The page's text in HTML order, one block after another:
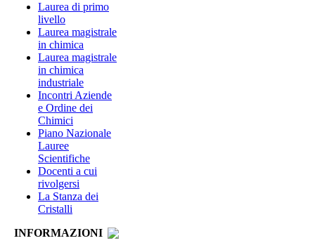
Laurea di primo
livello
Laurea magistrale
in chimica
Laurea magistrale
in chimica
industriale
Incontri Aziende
e Ordine dei
Chimici
Piano Nazionale
Lauree
Scientifiche
Docenti a cui
rivolgersi
La Stanza dei
Cristalli
INFORMAZIONI